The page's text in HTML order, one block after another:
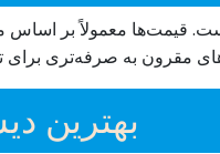
قیمت‌ها معمولاً بر
مقرون به صرفه‌تری برای
بهترین